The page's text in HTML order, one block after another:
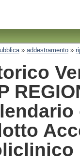
» addestramento»